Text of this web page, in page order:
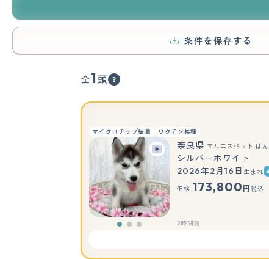
条件を保存する
全1 頭
マイクロチップ装着 ワクチン接種
奈良県 マルエスペット は
シルバーホワイト
2026年2月16日 生まれ
価格:173,800 円 税込
2時間前